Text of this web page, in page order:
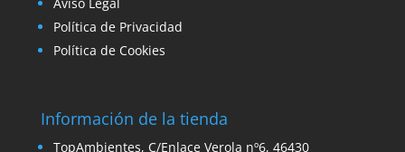
Política de Privacidad
Política de Cookies
Información de la tienda
TopAmbientes, C/Enlace Verola nº6, 46430